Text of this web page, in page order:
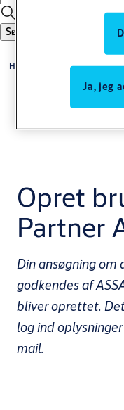
Søg
Home
Opret
Partner
Din ansøgning om
godkendes af
bliver oprettet.
log ind
mail.
Ja, jeg